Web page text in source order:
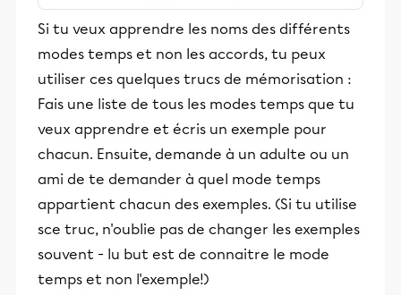
stimulants, Alloprof engage les élèves
et leurs parents dans la réussite
éducative.
Si tu veux apprendre les noms des différents
modes temps et non les accords, tu peux
utiliser ces quelques trucs de mémorisation :
Fais une liste de tous les modes temps que tu
veux apprendre et écris un exemple pour
chacun. Ensuite, demande à un adulte ou un
ami de te demander à quel mode temps
appartient chacun des exemples. (Si tu utilise
sce truc, n'oublie pas de changer les exemples
souvent - lu but est de connaitre le mode
temps et non l'exemple!)